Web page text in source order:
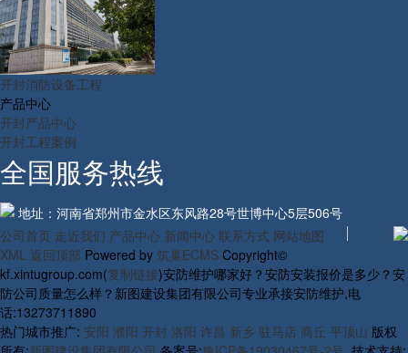
开封消防设备工程
产品中心
开封产品中心
开封工程案例
全国服务热线
地址：河南省郑州市金水区东风路28号世博中心5层506号
公司首页 走近我们 产品中心 新闻中心 联系方式 网站地图
XML 返回顶部 Powered by 筑巢ECMS Copyright©
kf.xintugroup.com(复制链接)安防维护哪家好？安防安装报价是多少？安
防公司质量怎么样？新图建设集团有限公司专业承接安防维护,电
话:13273711890
热门城市推广: 安阳 濮阳 开封 洛阳 许昌 新乡 驻马店 商丘 平顶山 版权